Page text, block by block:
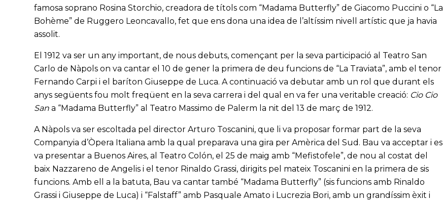
famosa soprano Rosina Storchio, creadora de títols com “Madama Butterfly” de Giacomo Puccini o “La
Bohème” de Ruggero Leoncavallo, fet que ens dona una idea de l’altíssim nivell artístic que ja havia
assolit.
El 1912 va ser un any important, de nous debuts, començant per la seva participació al Teatro San
Carlo de Nàpols on va cantar el 10 de gener la primera de deu funcions de “La Traviata”, amb el tenor
Fernando Carpi i el baríton Giuseppe de Luca. A continuació va debutar amb un rol que durant els
anys següents fou molt freqüent en la seva carrera i del qual en va fer una veritable creació: Cio Cio
San a “Madama Butterfly” al Teatro Massimo de Palerm la nit del 13 de març de 1912.
A Nàpols va ser escoltada pel director Arturo Toscanini, que li va proposar formar part de la seva
Companyia d’Òpera Italiana amb la qual preparava una gira per Amèrica del Sud. Bau va acceptar i es
va presentar a Buenos Aires, al Teatro Colón, el 25 de maig amb “Mefistofele”, de nou al costat del
baix Nazzareno de Angelis i el tenor Rinaldo Grassi, dirigits pel mateix Toscanini en la primera de sis
funcions. Amb ell a la batuta, Bau va cantar també “Madama Butterfly” (sis funcions amb Rinaldo
Grassi i Giuseppe de Luca) i “Falstaff” amb Pasquale Amato i Lucrezia Bori, amb un grandíssim èxit i